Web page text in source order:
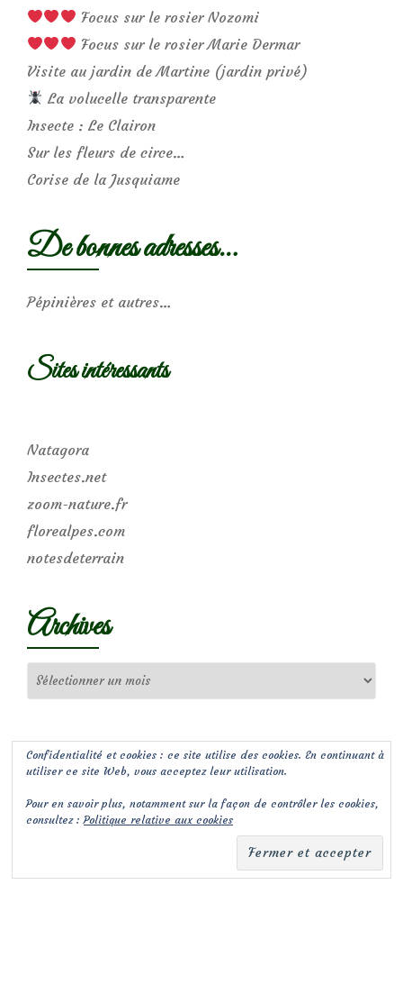
Focus sur le rosier Nozomi
Focus sur le rosier Marie Dermar
Visite au jardin de Martine (jardin privé)
La volucelle transparente
Insecte : Le Clairon
Sur les fleurs de circe…
Corise de la Jusquiame
De bonnes adresses…
Pépinières et autres…
Sites intéressants
Natagora
Insectes.net
zoom-nature.fr
florealpes.com
notesdeterrain
Archives
Confidentialité et cookies : ce site utilise des cookies. En continuant à
utiliser ce site Web, vous acceptez leur utilisation.
Pour en savoir plus, notamment sur la façon de contrôler les cookies,
consultez :Politique relative aux cookies